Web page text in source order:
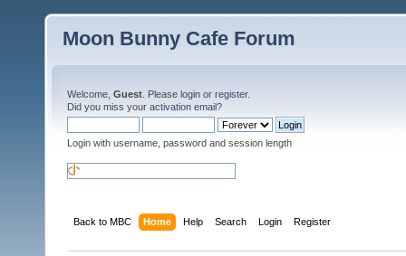
Moon Bunny Cafe Forum
Welcome, Guest . Please login or register.
Did you miss your activation email?
Login with username, password and session length
Back to MBC Home Help Search Login Register